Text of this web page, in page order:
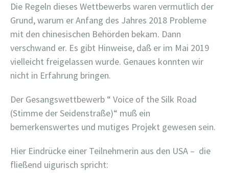
Die Regeln dieses Wettbewerbs waren vermutlich der
Grund, warum er Anfang des Jahres 2018 Probleme
mit den chinesischen Behörden bekam. Dann
verschwand er. Es gibt Hinweise, daß er im Mai 2019
vielleicht freigelassen wurde. Genaues konnten wir
nicht in Erfahrung bringen.
Der Gesangswettbewerb “ Voice of the Silk Road
(Stimme der Seidenstraße)“ muß ein
bemerkenswertes und mutiges Projekt gewesen sein.
Hier Eindrücke einer Teilnehmerin aus den USA – die
fließend uigurisch spricht: